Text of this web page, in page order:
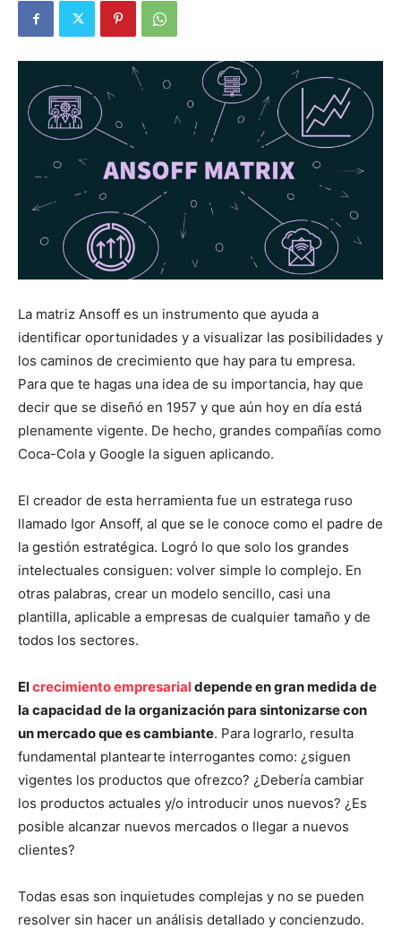
La matriz Ansoff es un instrumento que ayuda a
identificar oportunidades y a visualizar las posibilidades y
los caminos de crecimiento que hay para tu empresa.
Para que te hagas una idea de su importancia, hay que
decir que se diseñó en 1957 y que aún hoy en día está
plenamente vigente. De hecho, grandes compañías como
Coca-Cola y Google la siguen aplicando.
El creador de esta herramienta fue un estratega ruso
llamado Igor Ansoff, al que se le conoce como el padre de
la gestión estratégica. Logró lo que solo los grandes
intelectuales consiguen: volver simple lo complejo. En
otras palabras, crear un modelo sencillo, casi una
plantilla, aplicable a empresas de cualquier tamaño y de
todos los sectores.
Elcrecimiento empresarialdepende en gran medida de
la capacidad de la organización para sintonizarse con
un mercado que es cambiante. Para lograrlo, resulta
fundamental plantearte interrogantes como: ¿siguen
vigentes los productos que ofrezco? ¿Debería cambiar
los productos actuales y/o introducir unos nuevos? ¿Es
posible alcanzar nuevos mercados o llegar a nuevos
clientes?
Todas esas son inquietudes complejas y no se pueden
resolver sin hacer un análisis detallado y concienzudo.